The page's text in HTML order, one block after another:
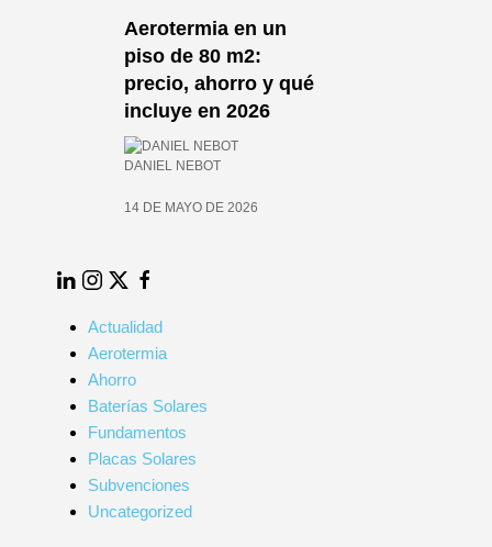
Aerotermia en un
piso de 80 m2:
precio, ahorro y qué
incluye en 2026
DANIEL NEBOT
14 DE MAYO DE 2026
LinkedInInstagram
TwitterFacebook
Actualidad
Aerotermia
Ahorro
Baterías Solares
Fundamentos
Placas Solares
Subvenciones
Uncategorized